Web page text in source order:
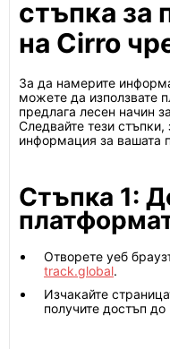
стъпка за
на Cirro
За да намерите
можете да използвате
предлага лесен начин
Следвайте тези стъпки,
информация за вашата
Стъпка 1:
Отворете уеб
track.global.
Изчакайте
получите достъп